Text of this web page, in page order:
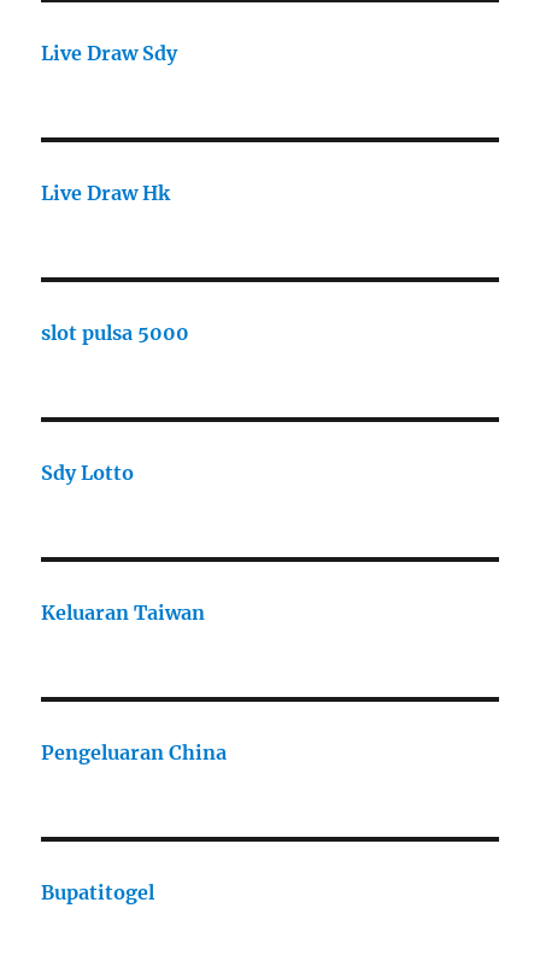
Live Draw Sdy
Live Draw Hk
slot pulsa 5000
Sdy Lotto
Keluaran Taiwan
Pengeluaran China
Bupatitogel